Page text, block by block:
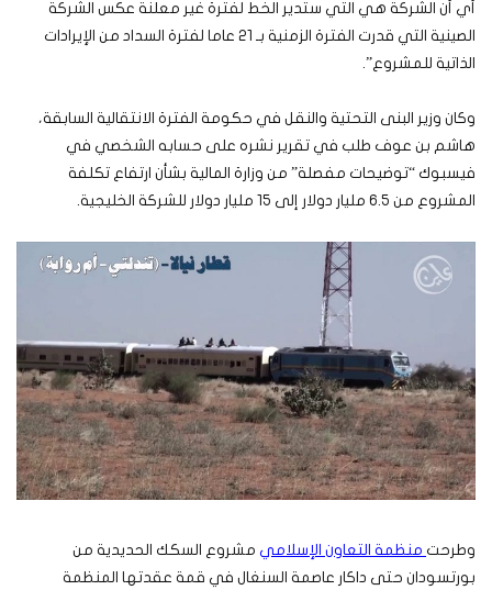
أي أن الشركة هي التي ستدير الخط لفترة غير معلنة عكس الشركة
الصينية التي قدرت الفترة الزمنية بـ 21 عاما لفترة السداد من الإيرادات
الذاتية للمشروع”.
وكان وزير البنى التحتية والنقل في حكومة الفترة الانتقالية السابقة،
هاشم بن عوف طلب في تقرير نشره على حسابه الشخصي في
فيسبوك “توضيحات مفصلة” من وزارة المالية بشأن ارتفاع تكلفة
المشروع من 6.5 مليار دولار إلى 15 مليار دولار للشركة الخليجية.
وطرحت منظمة التعاون الإسلامي مشروع السكك الحديدية من
بورتسودان حتى داكار عاصمة السنغال في قمة عقدتها المنظمة